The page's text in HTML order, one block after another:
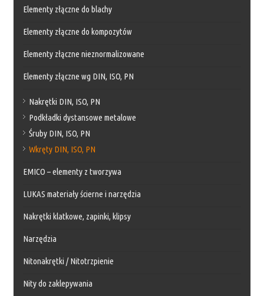
Elementy złączne do blachy
Elementy złączne do kompozytów
Elementy złączne nieznormalizowane
Elementy złączne wg DIN, ISO, PN
Nakrętki DIN, ISO, PN
Podkładki dystansowe metalowe
Śruby DIN, ISO, PN
Wkręty DIN, ISO, PN
EMICO – elementy z tworzywa
LUKAS materiały ścierne i narzędzia
Nakrętki klatkowe, zapinki, klipsy
Narzędzia
Nitonakrętki / Nitotrzpienie
Nity do zaklepywania